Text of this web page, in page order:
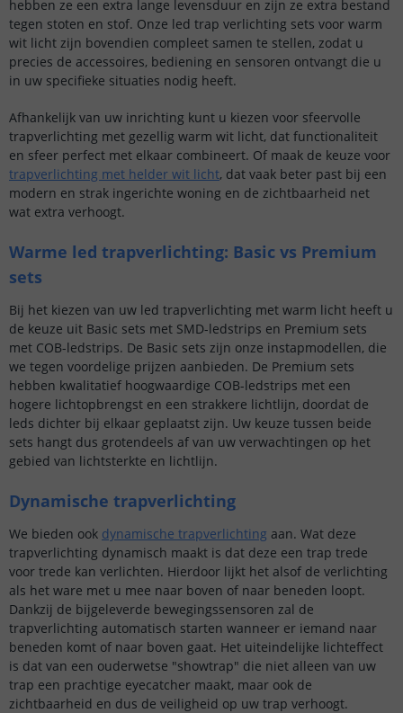
hebben ze een extra lange levensduur en zijn ze extra bestand
tegen stoten en stof. Onze led trap verlichting sets voor warm
wit licht zijn bovendien compleet samen te stellen, zodat u
precies de accessoires, bediening en sensoren ontvangt die u
in uw specifieke situaties nodig heeft.
Afhankelijk van uw inrichting kunt u kiezen voor sfeervolle
trapverlichting met gezellig warm wit licht, dat functionaliteit
en sfeer perfect met elkaar combineert. Of maak de keuze voor
trapverlichting met helder wit licht, dat vaak beter past bij een
modern en strak ingerichte woning en de zichtbaarheid net
wat extra verhoogt.
Warme led trapverlichting: Basic vs Premium
sets
Bij het kiezen van uw led trapverlichting met warm licht heeft u
de keuze uit Basic sets met SMD-ledstrips en Premium sets
met COB-ledstrips. De Basic sets zijn onze instapmodellen, die
we tegen voordelige prijzen aanbieden. De Premium sets
hebben kwalitatief hoogwaardige COB-ledstrips met een
hogere lichtopbrengst en een strakkere lichtlijn, doordat de
leds dichter bij elkaar geplaatst zijn. Uw keuze tussen beide
sets hangt dus grotendeels af van uw verwachtingen op het
gebied van lichtsterkte en lichtlijn.
Dynamische trapverlichting
We bieden ook dynamische trapverlichting aan. Wat deze
trapverlichting dynamisch maakt is dat deze een trap trede
voor trede kan verlichten. Hierdoor lijkt het alsof de verlichting
als het ware met u mee naar boven of naar beneden loopt.
Dankzij de bijgeleverde bewegingssensoren zal de
trapverlichting automatisch starten wanneer er iemand naar
beneden komt of naar boven gaat. Het uiteindelijke lichteffect
is dat van een ouderwetse "showtrap" die niet alleen van uw
trap een prachtige eyecatcher maakt, maar ook de
zichtbaarheid en dus de veiligheid op uw trap verhoogt.